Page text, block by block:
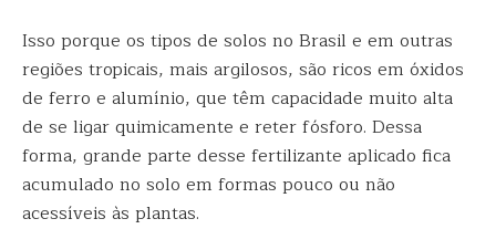
Isso porque os tipos de solos no Brasil e em outras
regiões tropicais, mais argilosos, são ricos em óxidos
de ferro e alumínio, que têm capacidade muito alta
de se ligar quimicamente e reter fósforo. Dessa
forma, grande parte desse fertilizante aplicado fica
acumulado no solo em formas pouco ou não
acessíveis às plantas.